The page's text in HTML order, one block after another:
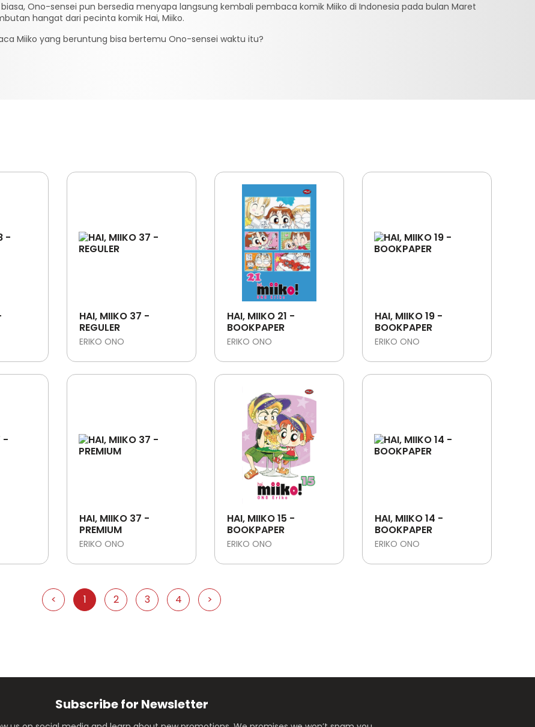
Ono-sensei pun bersedia menyapa langsung kembali pembaca komik Miiko di Indonesia pada bulan Maret
hangat dari pecinta komik Hai, Miiko.
Miiko yang beruntung bisa bertemu Ono-sensei waktu itu?
HAI, MIIKO 37 -
REGULER
ERIKO ONO
HAI, MIIKO 21 -
BOOKPAPER
ERIKO ONO
HAI, MIIKO 19 -
BOOKPAPER
ERIKO ONO
HAI, MIIKO 37 -
PREMIUM
ERIKO ONO
HAI, MIIKO 15 -
BOOKPAPER
ERIKO ONO
HAI, MIIKO 14 -
BOOKPAPER
ERIKO ONO
< 1 2 3 4 >
Subscribe for Newsletter